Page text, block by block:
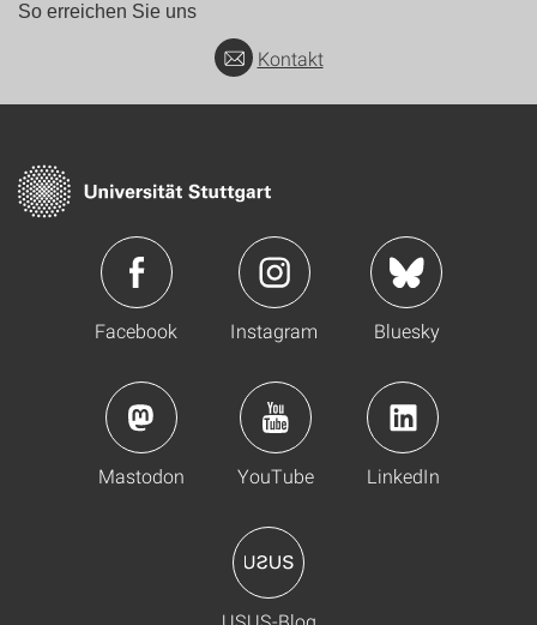
So erreichen Sie uns
Kontakt
Facebook Instagram Bluesky
Mastodon YouTube LinkedIn